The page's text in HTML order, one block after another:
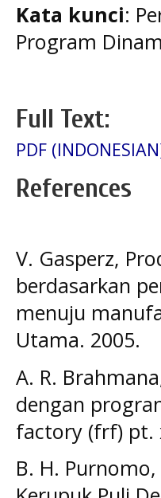
Kata kunci:
Program
Full Text:
PDF
References
V. Gasperz,
berdasarkan
menuju
Utama. 2005.
A. R.
dengan
factory (frf) pt.
B. H.